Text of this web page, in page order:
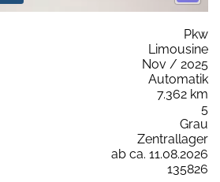
Pkw
Limousine
Nov / 2025
Automatik
7.362 km
5
Grau
Zentrallager
ab ca. 11.08.2026
135826